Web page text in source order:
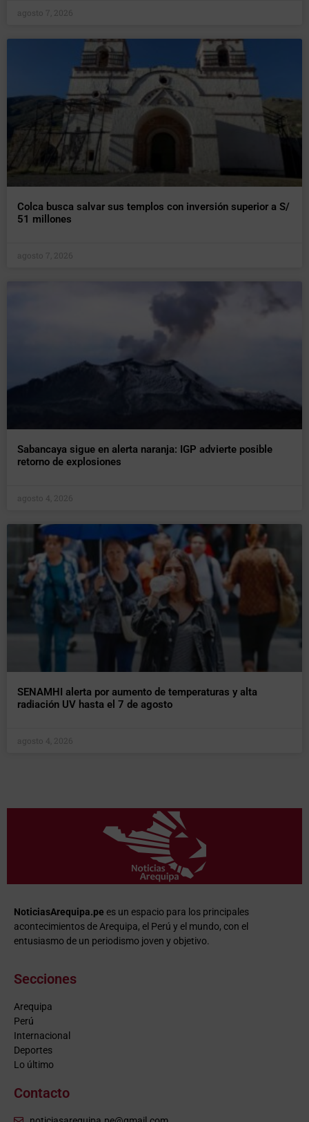
agosto 7, 2026
Colca busca salvar sus templos con inversión superior a S/
51 millones
agosto 7, 2026
Sabancaya sigue en alerta naranja: IGP advierte posible
retorno de explosiones
agosto 4, 2026
SENAMHI alerta por aumento de temperaturas y alta
radiación UV hasta el 7 de agosto
agosto 4, 2026
NoticiasArequipa.pe es un espacio para los principales
acontecimientos de Arequipa, el Perú y el mundo, con el
entusiasmo de un periodismo joven y objetivo.
Secciones
Arequipa
Perú
Internacional
Deportes
Lo último
Contacto